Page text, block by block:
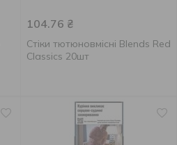
104.76 ₴
Стіки тютюновмісні Blends Red
Classics 20шт